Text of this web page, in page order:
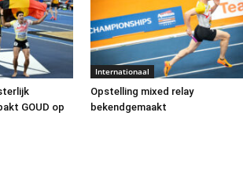
GOUD op
Internationaal
Opstelling mixed relay
bekendgemaakt